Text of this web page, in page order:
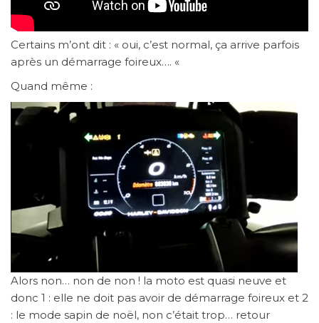
Certains m’ont dit : « oui, c’est normal, ça arrive parfois
après un démarrage foireux…. «
Quand même :
Alors non… non de non ! la moto est quasi neuve et
donc 1 : elle ne doit pas avoir de démarrage foireux et 2
: le mode sapin de noël, non c’était trop… retour